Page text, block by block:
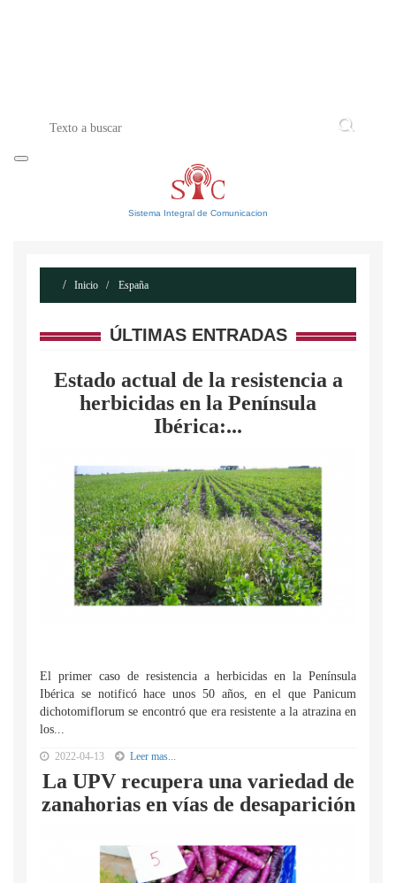
Sistema Integral de Comunicacion
Inicio España
ÚLTIMAS ENTRADAS
Estado actual de la resistencia a
herbicidas en la Península
Ibérica:...
El primer caso de resistencia a herbicidas en la Península
Ibérica se notificó hace unos 50 años, en el que Panicum
dichotomiflorum se encontró que era resistente a la atrazina en
los...
2022-04-13 Leer mas...
La UPV recupera una variedad de
zanahorias en vías de desaparición